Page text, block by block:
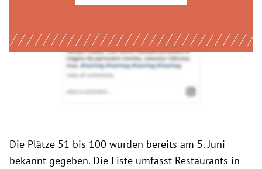
Die Plätze 51 bis 100 wurden bereits am 5. Juni
bekannt gegeben. Die Liste umfasst Restaurants in